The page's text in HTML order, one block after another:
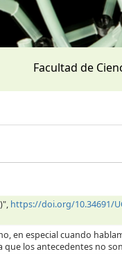
Facultad de
https://doi.org/10.34691/
en especial cuando
los antecedentes no